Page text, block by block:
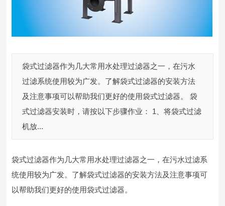
袋式过滤器作为几大常用水处理过滤器之一，在污水
过滤系统使用较为广发。了解袋式过滤器的安装方法
及注意事项可以帮助我们更好的使用袋式过滤器。 袋
式过滤器安装时，请按以下步骤作业： 1、将袋式过滤
机放...
袋式过滤器作为几大常用水处理过滤器之一，在污水过滤系
统使用较为广发。了解袋式过滤器的安装方法及注意事项可
以帮助我们更好的使用袋式过滤器。